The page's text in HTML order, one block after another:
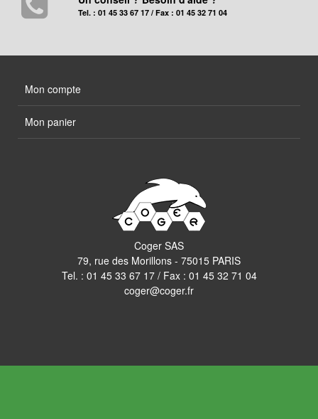
Tel. : 01 45 33 67 17 / Fax : 01 45 32 71 04
Mon compte
Mon panier
Coger SAS
79, rue des Morillons - 75015 PARIS
Tel. : 01 45 33 67 17/ Fax : 01 45 32 71 04
coger@coger.fr